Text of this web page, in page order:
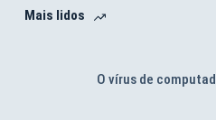
Mais lidos
O vírus de